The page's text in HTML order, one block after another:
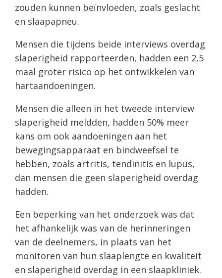
zouden kunnen beïnvloeden, zoals geslacht
en slaapapneu.
Mensen die tijdens beide interviews overdag
slaperigheid rapporteerden, hadden een 2,5
maal groter risico op het ontwikkelen van
hartaandoeningen.
Mensen die alleen in het tweede interview
slaperigheid meldden, hadden 50% meer
kans om ook aandoeningen aan het
bewegingsapparaat en bindweefsel te
hebben, zoals artritis, tendinitis en lupus,
dan mensen die geen slaperigheid overdag
hadden.
Een beperking van het onderzoek was dat
het afhankelijk was van de herinneringen
van de deelnemers, in plaats van het
monitoren van hun slaaplengte en kwaliteit
en slaperigheid overdag in een slaapkliniek.